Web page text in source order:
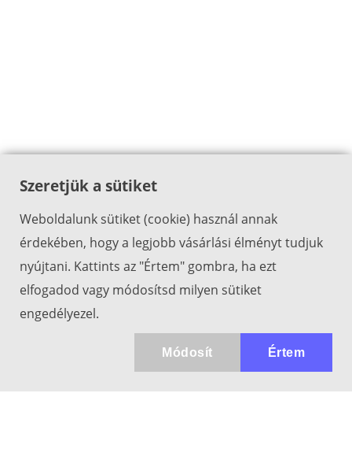
Szeretjük a sütiket
Weboldalunk sütiket (cookie) használ annak
érdekében, hogy a legjobb vásárlási élményt tudjuk
nyújtani. Kattints az "Értem" gombra, ha ezt
elfogadod vagy módosítsd milyen sütiket
engedélyezel.
Értem
Módosít